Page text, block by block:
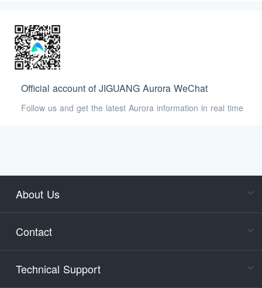
Official account of JIGUANG Aurora WeChat
Follow us and get the latest Aurora information in real time
About Us
Contact
Technical Support